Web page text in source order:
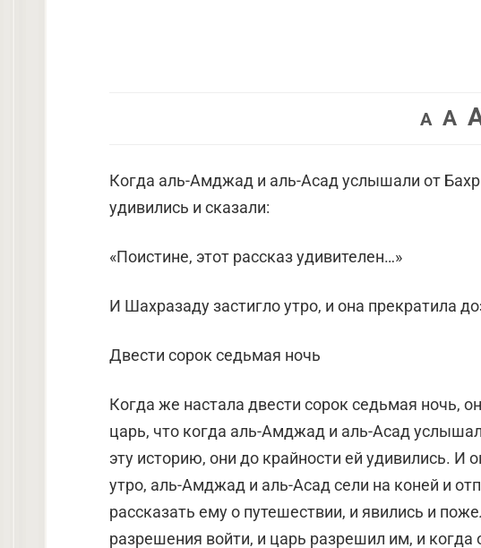
A A
Когда аль-Амджад и аль-Асад услышали от
удивились и сказали:
«Поистине, этот рассказ удивителен…»
И Шахразаду застигло утро, и она прекратила
Двести сорок седьмая ночь
Когда же настала двести сорок седьмая ночь,
царь, что когда аль-Амджад и аль-Асад
эту историю, они до крайности ей удивились. И
утро, аль-Амджад и аль-Асад сели на коней и
рассказать ему о путешествии, и явились и
разрешения войти, и царь разрешил им, и когда